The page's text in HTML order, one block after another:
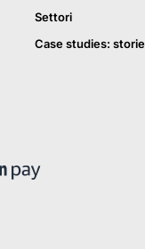
Settori
Case studies: